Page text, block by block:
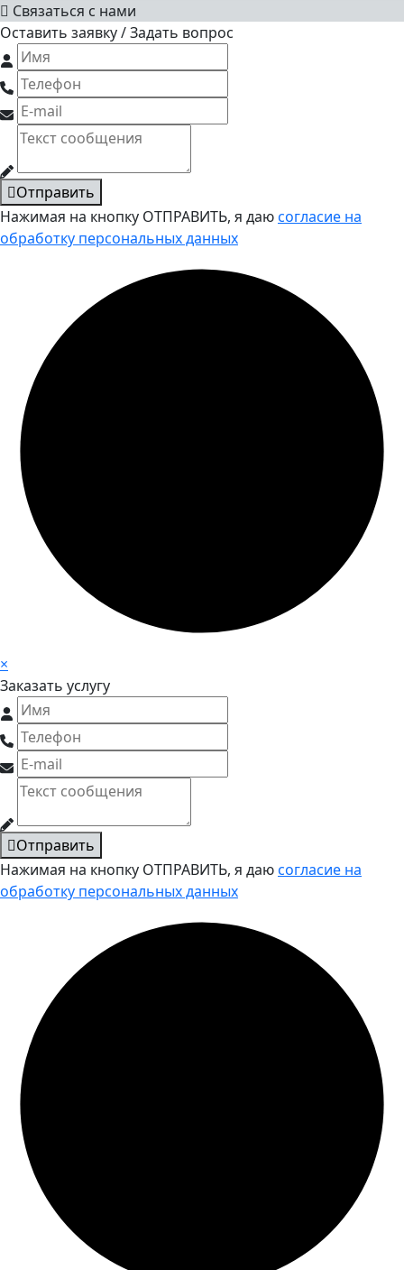
Связаться с нами
Оставить заявку / Задать вопрос
Отправить
Нажимая на кнопку ОТПРАВИТЬ, я даюсогласие на
обработку персональных данных
×
Заказать услугу
Отправить
Нажимая на кнопку ОТПРАВИТЬ, я даюсогласие на
обработку персональных данных